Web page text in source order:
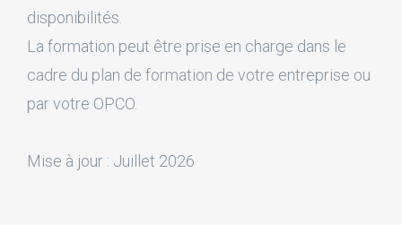
disponibilités.
La formation peut être prise en charge dans le
cadre du plan de formation de votre entreprise ou
par votre OPCO.
Mise à jour : Juillet 2026